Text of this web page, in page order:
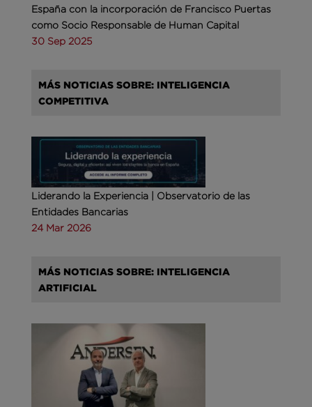
España con la incorporación de Francisco Puertas
como Socio Responsable de Human Capital
30 Sep 2025
MÁS NOTICIAS SOBRE: INTELIGENCIA
COMPETITIVA
Liderando la Experiencia | Observatorio de las
Entidades Bancarias
24 Mar 2026
MÁS NOTICIAS SOBRE: INTELIGENCIA
ARTIFICIAL